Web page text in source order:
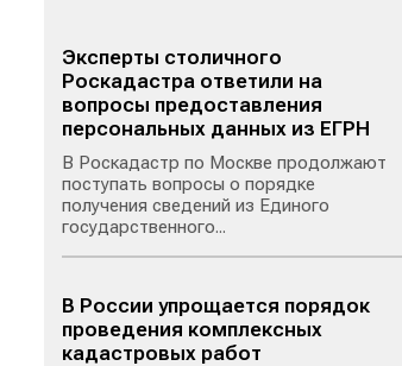
Эксперты столичного
Роскадастра ответили на
вопросы предоставления
персональных данных из ЕГРН
В Роскадастр по Москве продолжают
поступать вопросы о порядке
получения сведений из Единого
государственного...
В России упрощается порядок
проведения комплексных
кадастровых работ